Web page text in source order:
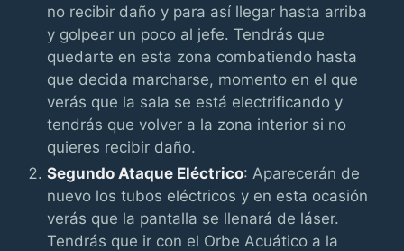
no recibir daño y para así llegar hasta arriba
y golpear un poco al jefe. Tendrás que
quedarte en esta zona combatiendo hasta
que decida marcharse, momento en el que
verás que la sala se está electrificando y
tendrás que volver a la zona interior si no
quieres recibir daño.
Segundo Ataque Eléctrico: Aparecerán de
nuevo los tubos eléctricos y en esta ocasión
verás que la pantalla se llenará de láser.
Tendrás que ir con el Orbe Acuático a la